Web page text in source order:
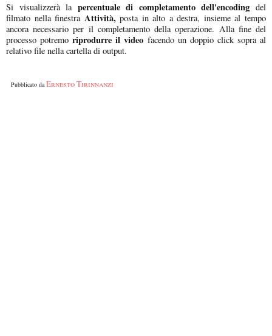
Si visualizzerà lapercentuale di completamento dell'encoding del
filmato nella finestraAttività,posta in alto a destra, insieme al tempo
ancora necessario per il completamento della operazione. Alla fine del
processo potremoriprodurre il video facendo un doppio click sopra al
relativo file nella cartella di output.
Pubblicato daErnesto Tirinnanzi